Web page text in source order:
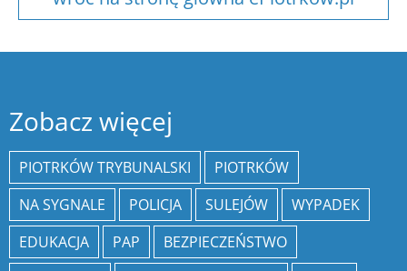
Zobacz więcej
PIOTRKÓW TRYBUNALSKI
PIOTRKÓW
NA SYGNALE
POLICJA SULEJÓW
WYPADEK
EDUKACJA
PAP
BEZPIECZEŃSTWO